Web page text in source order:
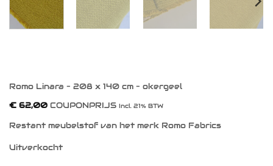
Romo Linara – 208 x 140 cm – okergeel
€ 62,00 COUPONPRIJS Incl. 21% BTW
Restant meubelstof van het merk Romo Fabrics
Uitverkocht